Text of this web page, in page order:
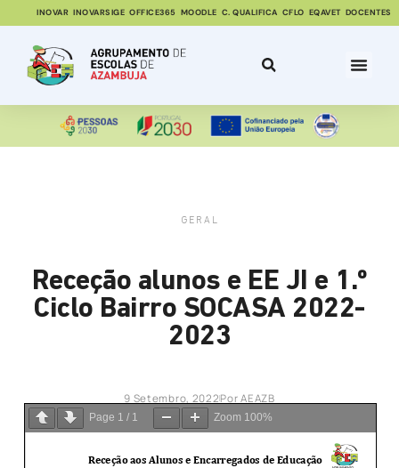
INOVAR INOVARSIGE OFFICE365 MOODLE C. QUALIFICA CFLO EQAVET DOCENTES
GERAL
Receção alunos e EE JI e 1.º
Ciclo Bairro SOCASA 2022-
2023
9 Setembro, 2022Por AEAZB
Page 1 / 1 Zoom 100%